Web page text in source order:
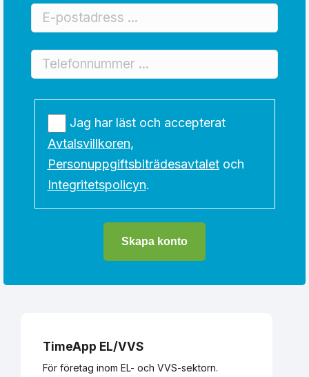
Jag har läst och accepterat
Avtalsvillkoren,
Personuppgiftsbiträdesavtaletoch
Integritetspolicyn.
Skapa konto
TimeApp EL/VVS
För företag inom EL- och VVS-sektorn.